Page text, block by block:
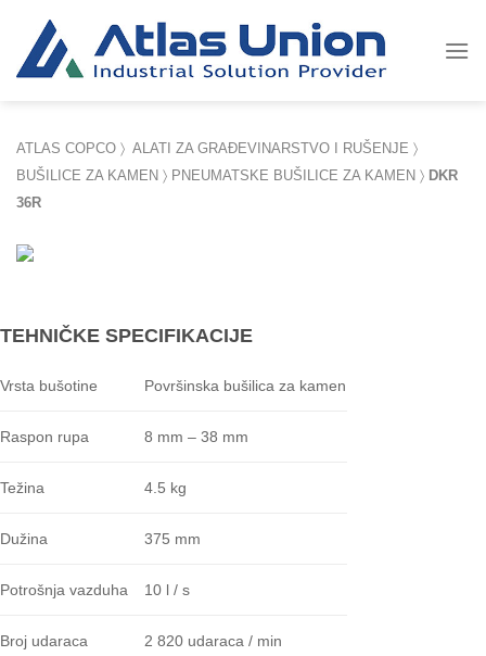
content
ATLAS COPCO 〉 ALATI ZA GRAĐEVINARSTVO I RUŠENJE 〉
BUŠILICE ZA KAMEN 〉 PNEUMATSKE BUŠILICE ZA KAMEN 〉 DKR
36R
TEHNIČKE SPECIFIKACIJE
Vrsta bušotine Površinska bušilica za kamen
Raspon rupa 8 mm – 38 mm
Težina 4.5 kg
Dužina 375 mm
Potrošnja vazduha 10 l / s
Broj udaraca 2 820 udaraca / min